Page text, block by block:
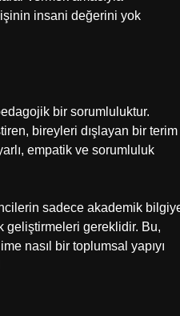
insani değerini yok
bir sorumluluktur.
bireyleri dışlayan bir terim
empatik ve sorumluluk
sadece akademik
geliştirmeleri gereklidir. Bu,
nasıl bir toplumsal yapıyı